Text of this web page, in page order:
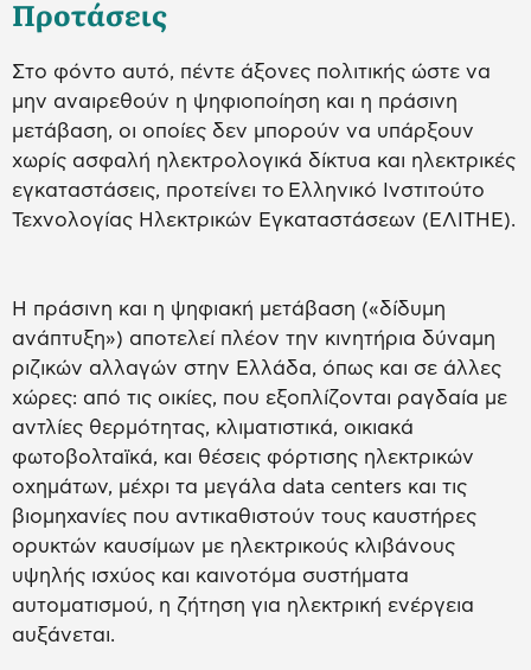
Προτάσεις
Στο φόντο αυτό, πέντε άξονες πολιτικής ώστε να
μην αναιρεθούν η ψηφιοποίηση και η πράσινη
μετάβαση, οι οποίες δεν μπορούν να υπάρξουν
χωρίς ασφαλή ηλεκτρολογικά δίκτυα και ηλεκτρικές
εγκαταστάσεις, προτείνει το Ελληνικό Ινστιτούτο
Τεχνολογίας Ηλεκτρικών Εγκαταστάσεων (ΕΛΙΤΗΕ).
Η πράσινη και η ψηφιακή μετάβαση («δίδυμη
ανάπτυξη») αποτελεί πλέον την κινητήρια δύναμη
ριζικών αλλαγών στην Ελλάδα, όπως και σε άλλες
χώρες: από τις οικίες, που εξοπλίζονται ραγδαία με
αντλίες θερμότητας, κλιματιστικά, οικιακά
φωτοβολταϊκά, και θέσεις φόρτισης ηλεκτρικών
οχημάτων, μέχρι τα μεγάλα data centers και τις
βιομηχανίες που αντικαθιστούν τους καυστήρες
ορυκτών καυσίμων με ηλεκτρικούς κλιβάνους
υψηλής ισχύος και καινοτόμα συστήματα
αυτοματισμού, η ζήτηση για ηλεκτρική ενέργεια
αυξάνεται.